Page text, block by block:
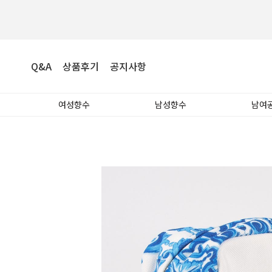
Q&A 상품후기 공지사항
여성향수 남성향수 남여